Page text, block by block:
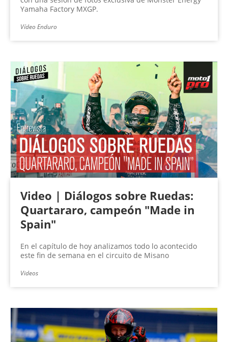
Yamaha Factory MXGP.
Vídeo Enduro
Video | Diálogos sobre Ruedas:
Quartararo, campeón "Made in
Spain"
En el capítulo de hoy analizamos todo lo acontecido
este fin de semana en el circuito de Misano
Videos